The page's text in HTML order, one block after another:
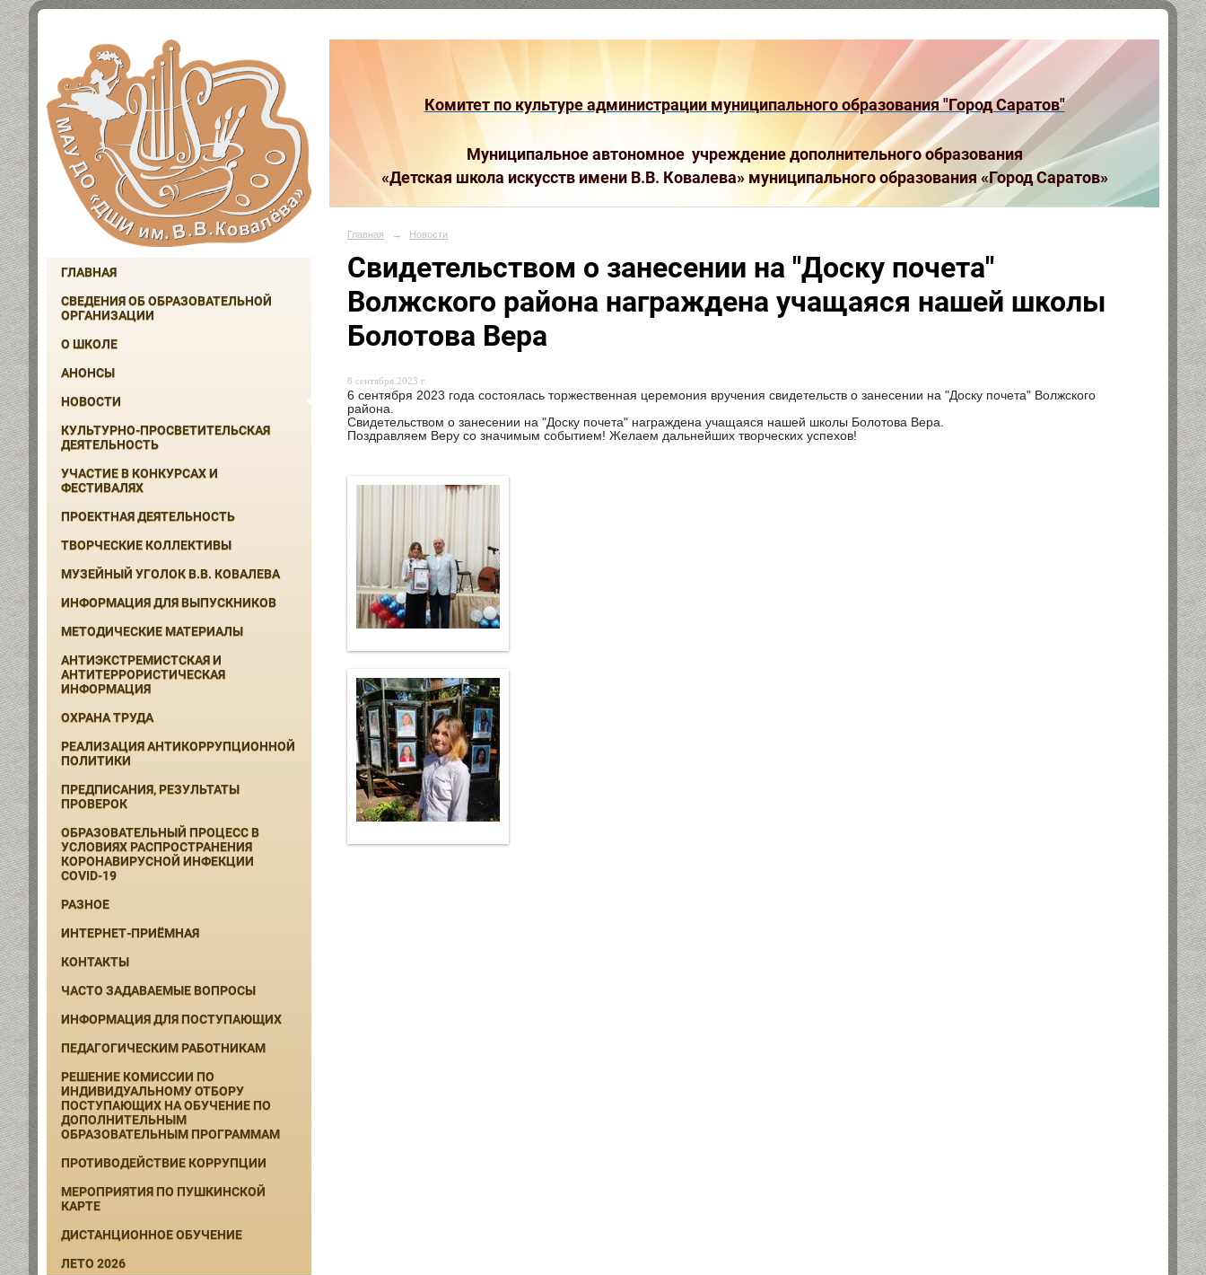
ГЛАВНАЯ
СВЕДЕНИЯ ОБ ОБРАЗОВАТЕЛЬНОЙ
ОРГАНИЗАЦИИ
О ШКОЛЕ
АНОНСЫ
НОВОСТИ
КУЛЬТУРНО-ПРОСВЕТИТЕЛЬСКАЯ
ДЕЯТЕЛЬНОСТЬ
УЧАСТИЕ В КОНКУРСАХ И
ФЕСТИВАЛЯХ
ПРОЕКТНАЯ ДЕЯТЕЛЬНОСТЬ
ТВОРЧЕСКИЕ КОЛЛЕКТИВЫ
МУЗЕЙНЫЙ УГОЛОК В.В. КОВАЛЕВА
ИНФОРМАЦИЯ ДЛЯ ВЫПУСКНИКОВ
МЕТОДИЧЕСКИЕ МАТЕРИАЛЫ
АНТИЭКСТРЕМИСТСКАЯ И
АНТИТЕРРОРИСТИЧЕСКАЯ
ИНФОРМАЦИЯ
ОХРАНА ТРУДА
РЕАЛИЗАЦИЯ АНТИКОРРУПЦИОННОЙ
ПОЛИТИКИ
ПРЕДПИСАНИЯ, РЕЗУЛЬТАТЫ
ПРОВЕРОК
ОБРАЗОВАТЕЛЬНЫЙ ПРОЦЕСС В
УСЛОВИЯХ РАСПРОСТРАНЕНИЯ
КОРОНАВИРУСНОЙ ИНФЕКЦИИ
COVID-19
РАЗНОЕ
ИНТЕРНЕТ-ПРИЁМНАЯ
КОНТАКТЫ
ЧАСТО ЗАДАВАЕМЫЕ ВОПРОСЫ
ИНФОРМАЦИЯ ДЛЯ ПОСТУПАЮЩИХ
ПЕДАГОГИЧЕСКИМ РАБОТНИКАМ
РЕШЕНИЕ КОМИССИИ ПО
ИНДИВИДУАЛЬНОМУ ОТБОРУ
ПОСТУПАЮЩИХ НА ОБУЧЕНИЕ ПО
ДОПОЛНИТЕЛЬНЫМ
ОБРАЗОВАТЕЛЬНЫМ ПРОГРАММАМ
ПРОТИВОДЕЙСТВИЕ КОРРУПЦИИ
МЕРОПРИЯТИЯ ПО ПУШКИНСКОЙ
КАРТЕ
ДИСТАНЦИОННОЕ ОБУЧЕНИЕ
ЛЕТО 2026
Комитет по культуре администрации муниципального образования "Город Саратов"
Муниципальное автономное учреждение дополнительного образования
«Детская школа искусств имени В.В. Ковалева» муниципального образования «Город Саратов»
Главная → Новости
Свидетельством о занесении на "Доску почета"
Волжского района награждена учащаяся нашей школы
Болотова Вера
8 сентября 2023 г.
6 сентября 2023 года состоялась торжественная церемония вручения свидетельств о занесении на "Доску почета" Волжского
района.
Свидетельством о занесении на "Доску почета" награждена учащаяся нашей школы Болотова Вера.
Поздравляем Веру со значимым событием! Желаем дальнейших творческих успехов!